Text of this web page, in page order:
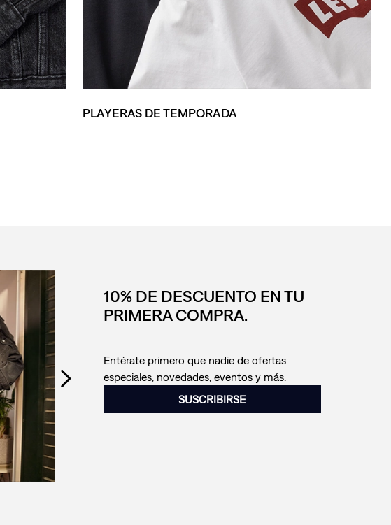
PLAYERAS DE TEMPORADA
10% DE DESCUENTO EN TU
PRIMERA COMPRA.
Entérate primero que nadie de ofertas
especiales, novedades, eventos y más.
SUSCRIBIRSE